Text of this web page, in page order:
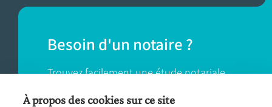
Besoin d'un notaire ?
Trouvez facilement une étude notariale
près de chez vous.
À propos des cookies sur ce site